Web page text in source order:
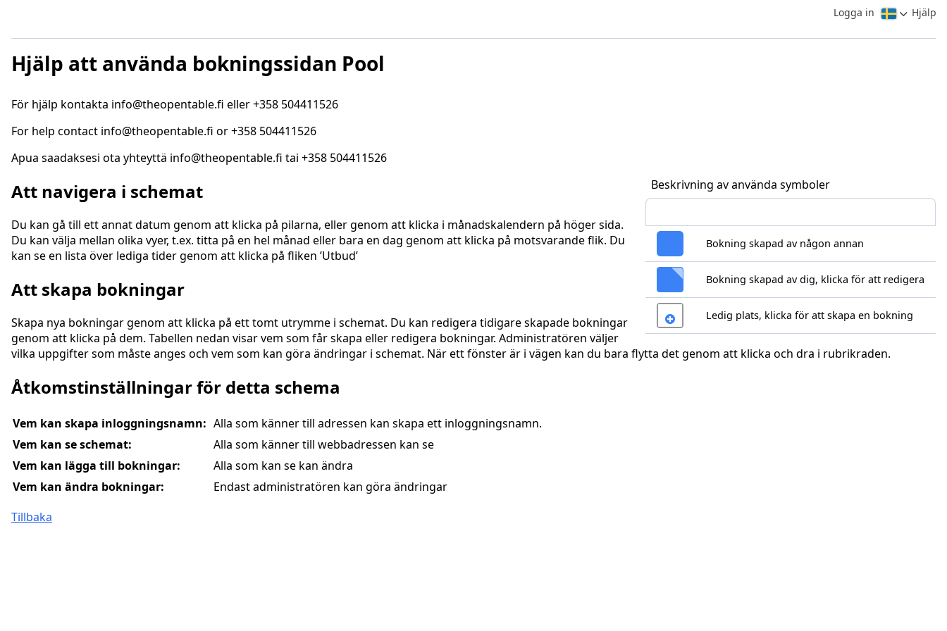
Logga in Hjälp
Hjälp att använda bokningssidan Pool
För hjälp kontakta info@theopentable.fi eller +358 504411526
For help contact info@theopentable.fi or +358 504411526
Apua saadaksesi ota yhteyttä info@theopentable.fi tai +358 504411526
Beskrivning av använda symboler
Bokning skapad av någon annan
Bokning skapad av dig, klicka för att redigera
Ledig plats, klicka för att skapa en bokning
Att navigera i schemat
Du kan gå till ett annat datum genom att klicka på pilarna, eller genom att klicka i månadskalendern på höger sida.
Du kan välja mellan olika vyer, t.ex. titta på en hel månad eller bara en dag genom att klicka på motsvarande flik. Du
kan se en lista över lediga tider genom att klicka på fliken ’Utbud’
Att skapa bokningar
Skapa nya bokningar genom att klicka på ett tomt utrymme i schemat. Du kan redigera tidigare skapade bokningar
genom att klicka på dem. Tabellen nedan visar vem som får skapa eller redigera bokningar. Administratören väljer
vilka uppgifter som måste anges och vem som kan göra ändringar i schemat. När ett fönster är i vägen kan du bara flytta det genom att klicka och dra i rubrikraden.
Åtkomstinställningar för detta schema
Vem kan skapa inloggningsnamn: Alla som känner till adressen kan skapa ett inloggningsnamn.
Vem kan se schemat:
Alla som känner till webbadressen kan se
Vem kan lägga till bokningar:
Alla som kan se kan ändra
Vem kan ändra bokningar:
Endast administratören kan göra ändringar
Tillbaka